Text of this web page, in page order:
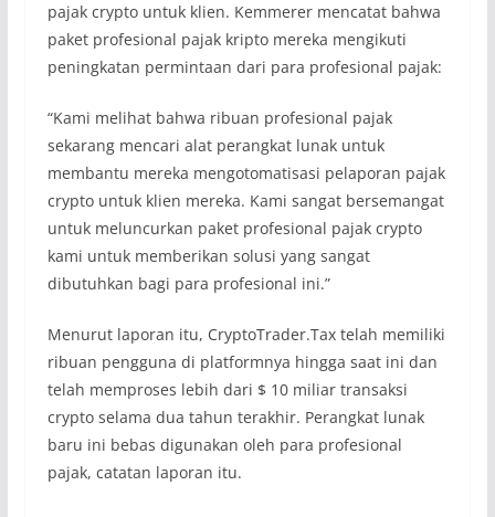
pajak crypto untuk klien. Kemmerer mencatat bahwa
paket profesional pajak kripto mereka mengikuti
peningkatan permintaan dari para profesional pajak:
“Kami melihat bahwa ribuan profesional pajak
sekarang mencari alat perangkat lunak untuk
membantu mereka mengotomatisasi pelaporan pajak
crypto untuk klien mereka. Kami sangat bersemangat
untuk meluncurkan paket profesional pajak crypto
kami untuk memberikan solusi yang sangat
dibutuhkan bagi para profesional ini.”
Menurut laporan itu, CryptoTrader.Tax telah memiliki
ribuan pengguna di platformnya hingga saat ini dan
telah memproses lebih dari $ 10 miliar transaksi
crypto selama dua tahun terakhir. Perangkat lunak
baru ini bebas digunakan oleh para profesional
pajak, catatan laporan itu.